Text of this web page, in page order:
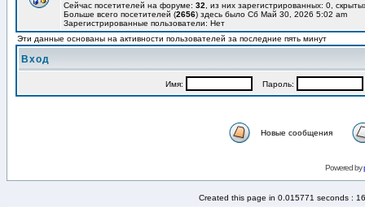
Сейчас посетителей на форуме: 32 , из них зарегистрированных: 0,
Больше всего посетителей (2656) здесь было Сб Май 30, 2026 5:02 am
Зарегистрированные пользователи: Нет
Эти данные основаны на активности пользователей за последние пять минут
Вход
Имя: Пароль:
Новые сообщения
Powered by
Created this page in 0.015771 seconds :